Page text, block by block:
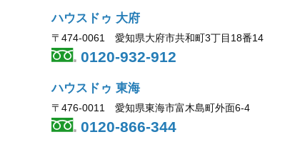
ハウスドゥ 大府
〒474-0061 愛知県大府市共和町3丁目18番14
0120-932-912
ハウスドゥ 東海
〒476-0011 愛知県東海市富木島町外面6-4
0120-866-344